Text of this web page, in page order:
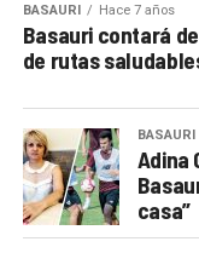
BASAURI Hace 7 años
Basauri contará
de rutas
BASAURI
Adina
casa”